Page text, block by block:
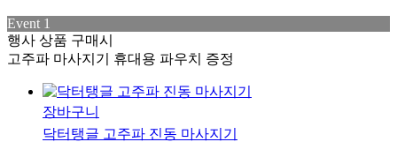
Event 1
행사 상품 구매시
고주파 마사지기 휴대용 파우치 증정
장바구니
닥터탱글 고주파 진동 마사지기